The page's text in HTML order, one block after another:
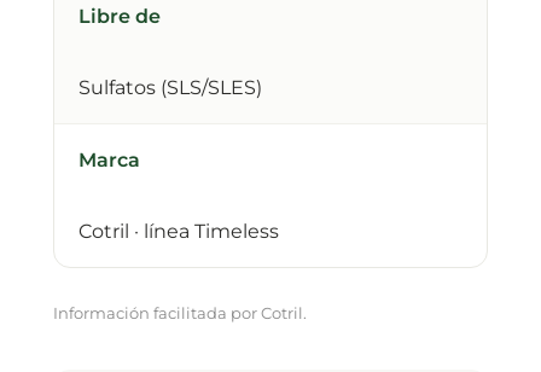
Libre de
Sulfatos (SLS/SLES)
Marca
Cotril · línea Timeless
Información facilitada por Cotril.